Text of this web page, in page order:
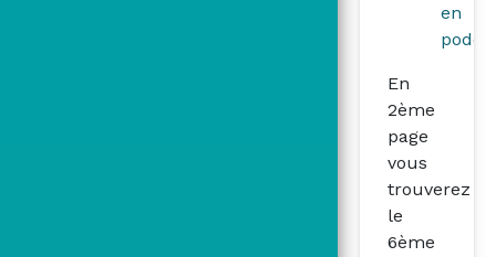
en
En
2ème
page
vous
trouverez
le
6ème